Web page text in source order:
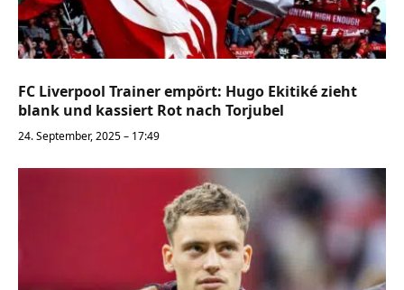
FC Liverpool Trainer empört: Hugo Ekitiké zieht
blank und kassiert Rot nach Torjubel
24. September, 2025 – 17:49